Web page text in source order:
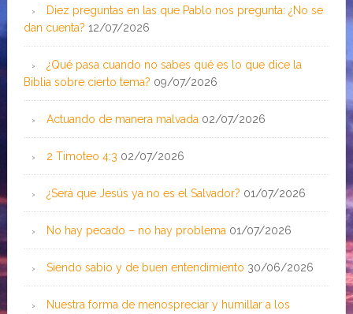
Diez preguntas en las que Pablo nos pregunta: ¿No se
dan cuenta? 12/07/2026
¿Qué pasa cuando no sabes qué es lo que dice la
Biblia sobre cierto tema? 09/07/2026
Actuando de manera malvada 02/07/2026
2 Timoteo 4:3 02/07/2026
¿Será que Jesús ya no es el Salvador? 01/07/2026
No hay pecado – no hay problema 01/07/2026
Siendo sabio y de buen entendimiento 30/06/2026
Nuestra forma de menospreciar y humillar a los